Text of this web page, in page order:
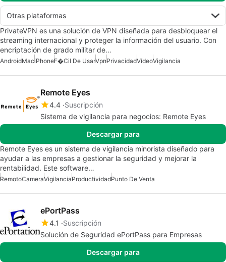
Otras plataformas
PrivateVPN es una solución de VPN diseñada para desbloquear el
streaming internacional y proteger la información del usuario. Con
encriptación de grado militar de…
AndroidMaciPhoneF�cil De UsarVpnPrivacidadVídeoVigilancia
Remote Eyes
4.4 Suscripción
Sistema de vigilancia para negocios: Remote Eyes
Descargar para
Remote Eyes es un sistema de vigilancia minorista diseñado para
ayudar a las empresas a gestionar la seguridad y mejorar la
rentabilidad. Este software…
RemotoCameraVigilanciaProductividadPunto De Venta
ePortPass
4.1
Suscripción
Solución de Seguridad ePortPass para Empresas
Descargar para